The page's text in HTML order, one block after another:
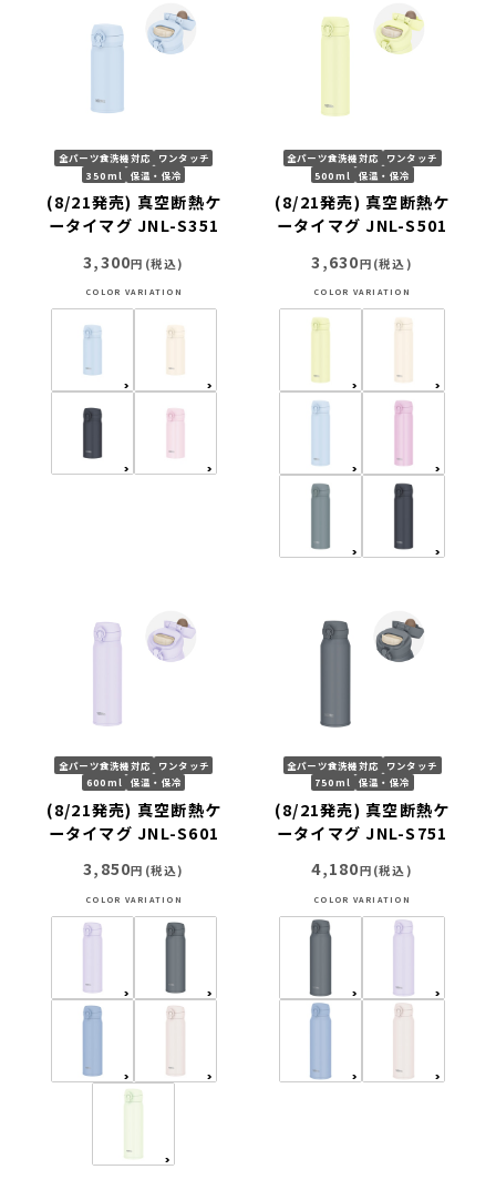
全パーツ食洗機対応
ワンタッチ
350ml
保温・保冷
(8/21発売) 真空断熱ケ
ータイマグ JNL-S351
3,300円(税込)
全パーツ食洗機対応
ワンタッチ
500ml
保温・保冷
(8/21発売) 真空断熱ケ
ータイマグ JNL-S501
3,630円(税込)
全パーツ食洗機対応
ワンタッチ
600ml
保温・保冷
(8/21発売) 真空断熱ケ
ータイマグ JNL-S601
3,850円(税込)
全パーツ食洗機対応
ワンタッチ
750ml
保温・保冷
(8/21発売) 真空断熱ケ
ータイマグ JNL-S751
4,180円(税込)